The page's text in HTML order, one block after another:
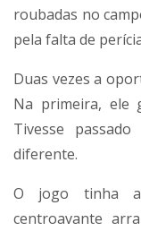
roubadas no
pela falta de
Duas vezes a
Na primeira, ele
Tivesse
diferente.
O jogo tinha
centroavante